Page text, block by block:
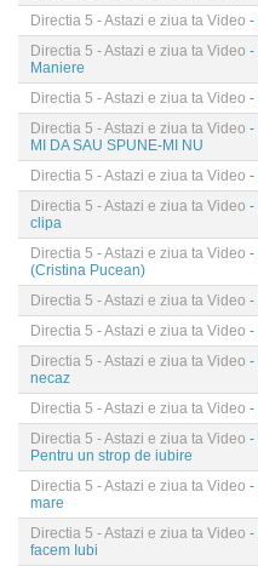
Directia 5 - Astazi e ziua ta Video -
Directia 5 - Astazi e ziua ta Video -
Maniere
Directia 5 - Astazi e ziua ta Video -
Directia 5 - Astazi e ziua ta Video -
MI DA SAU SPUNE-MI NU
Directia 5 - Astazi e ziua ta Video -
Directia 5 - Astazi e ziua ta Video -
clipa
Directia 5 - Astazi e ziua ta Video -
(Cristina Pucean)
Directia 5 - Astazi e ziua ta Video -
Directia 5 - Astazi e ziua ta Video -
Directia 5 - Astazi e ziua ta Video -
necaz
Directia 5 - Astazi e ziua ta Video -
Directia 5 - Astazi e ziua ta Video -
Pentru un strop de iubire
Directia 5 - Astazi e ziua ta Video -
mare
Directia 5 - Astazi e ziua ta Video -
facem Iubi